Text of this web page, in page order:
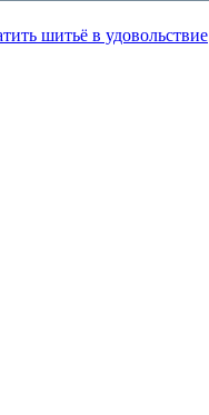
шитьё в удовольствие